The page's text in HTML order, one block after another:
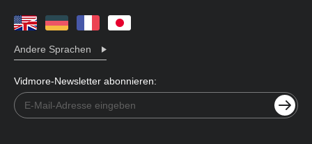
Andere Sprachen
Vidmore-Newsletter abonnieren: